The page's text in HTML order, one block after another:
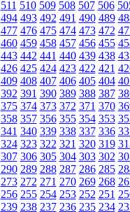
511 510 509 508 507 506
494 493 492 491 490 489
477 476 475 474 473 472
460 459 458 457 456 455
443 442 441 440 439 438
426 425 424 423 422 421
409 408 407 406 405 404
392 391 390 389 388 387
375 374 373 372 371 370
358 357 356 355 354 353
341 340 339 338 337 336
324 323 322 321 320 319
307 306 305 304 303 302
290 289 288 287 286 285
273 272 271 270 269 268
256 255 254 253 252 251
239 238 237 236 235 234